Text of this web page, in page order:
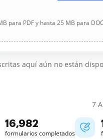
para PDF y hasta 25 MB para DOC,
aquí aún no están
7
16,983
formularios completados